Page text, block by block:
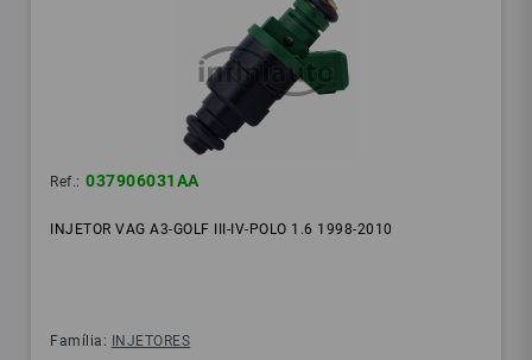
Ref.: 037906031AA
INJETOR VAG A3-GOLF III-IV-POLO 1.6 1998-2010
Família: INJETORES